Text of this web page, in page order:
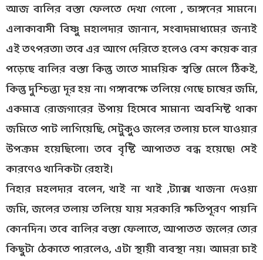
আজ বালির বস্তা ফেলতে দেখা গেলো , ভাঙ্গনের সামনে।
এলাকাবাসী বিষ্ণু মহালদার জানান, সংবাদমাধ্যমের জন্যই
এই তৎপরতা! তবে এর আগে দেরিতে হলেও বেশ কয়েক বার
পড়েছে বালির বস্তা কিন্তু তাতে সাময়িক স্বস্তি মেলে ঠিকই,
কিন্তু দুশ্চিন্তা দূর হয় না। গঙ্গাবক্ষে তলিয়ে গেছে চাষের জমি,
একমাত্র রোজগারের উপায় হিসেবে সামান্য অবশিষ্ট থাকা
জমিতে পাট লাগিয়েছি, সেটুকুও জলের তলায় চলে যাওয়ার
উপক্রম হয়েছিলো। তবে বৃষ্টি আপাতত বন্ধ হয়েছে! সেই
কারণেও খানিকটা রেহাই।
নিহার মহলদার বলেন, খাই না খাই ,ট্যাক্স খাজনা দেওয়া
জমি, জলের তলায় তলিয়ে যায় সরকারি ক্ষতিপূরণ পায়নি
কোনদিন। তবে বালির বস্তা ফেলাতে, আপাতত জলের তোর
কিছুটা ঠেকাতে পারলেও, এটা স্থায়ী ব্যবস্থা নয়। আমরা চাই